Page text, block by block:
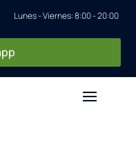
Lunes - Viernes: 8:00 - 20:00